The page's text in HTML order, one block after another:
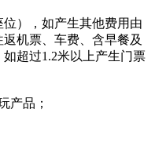
），如产生其他费用由
机票、车费、含早餐及
超过1.2米以上产生门票
产品；